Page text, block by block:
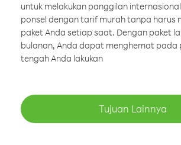
untuk melakukan panggilan
ponsel dengan tarif murah tanpa harus
paket Anda setiap saat. Dengan paket
bulanan, Anda dapat menghemat pada
tengah Anda lakukan
Tujuan Lainnya